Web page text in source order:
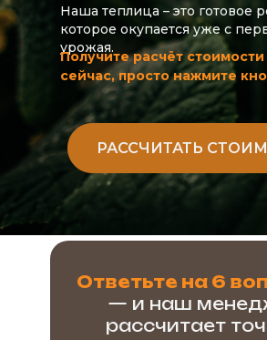
Наша теплица – это готовое
которое окупается уже с
урожая.
РАССЧИТАТЬ
Получите расчёт
сейчас, просто нажмите
Ответьте на 6
— и наш
рассчитает